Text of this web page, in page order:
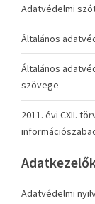
Adatvédelmi
Általános
Általános
szövege
2011. évi CXII.
Adatvédelmi